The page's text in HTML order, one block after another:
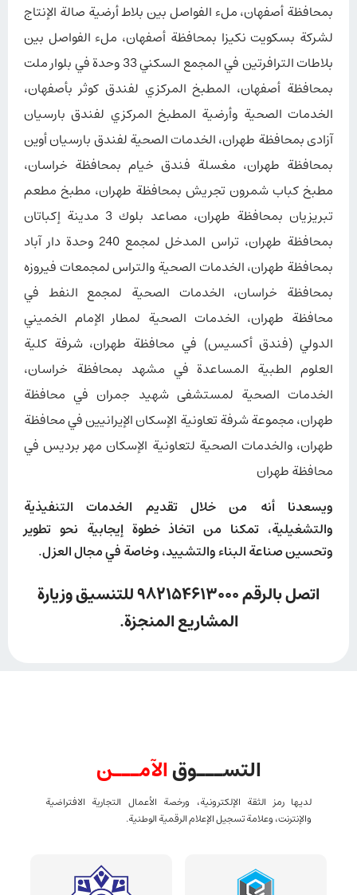
بمحافظة أصفهان، ملء الفواصل بين بلاط أرضية صالة الإنتاج
لشركة بسكويت نكيزا بمحافظة أصفهان، ملء الفواصل بين
بلاطات الترافرتين في المجمع السكني 33 وحدة في بلوار ملت
بمحافظة أصفهان، المطبخ المركزي لفندق كوثر بأصفهان،
الخدمات الصحية وأرضية المطبخ المركزي لفندق بارسيان
آزادی بمحافظة طهران، الخدمات الصحية لفندق بارسيان أوين
بمحافظة طهران، مغسلة فندق خیام بمحافظة خراسان،
مطبخ كباب شمرون تجريش بمحافظة طهران، مطبخ مطعم
تبریزیان بمحافظة طهران، مصاعد بلوك 3 مدينة إكباتان
بمحافظة طهران، تراس المدخل لمجمع 240 وحدة دار آباد
بمحافظة طهران، الخدمات الصحية والتراس لمجمعات فيروزه
بمحافظة خراسان، الخدمات الصحية لمجمع النفط في
محافظة طهران، الخدمات الصحية لمطار الإمام الخميني
الدولي (فندق أكسيس) في محافظة طهران، شرفة كلية
العلوم الطبية المساعدة في مشهد بمحافظة خراسان،
الخدمات الصحية لمستشفى شهيد جمران في محافظة
طهران، مجموعة شرفة تعاونية الإسكان الإيرانيين في محافظة
طهران، والخدمات الصحية لتعاونية الإسكان مهر بردیس في
محافظة طهران
ويسعدنا أنه من خلال تقديم الخدمات التنفيذية
والتشغيلية، تمكنا من اتخاذ خطوة إيجابية نحو تطوير
وتحسين صناعة البناء والتشييد، وخاصة في مجال العزل.
اتصل بالرقم 982154613000 للتنسيق وزيارة
المشاريع المنجزة.
التســـوقالآمـــن
لديها رمز الثقة الإلكترونية، ورخصة الأعمال التجارية الافتراضية
والإنترنت، وعلامة تسجيل الإعلام الرقمية الوطنية.